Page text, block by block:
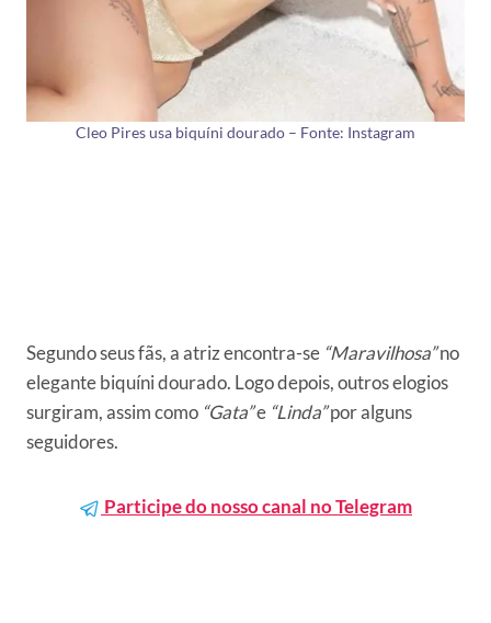
Cleo Pires usa biquíni dourado – Fonte: Instagram
Segundo seus fãs, a atriz encontra-se “Maravilhosa”no
elegante biquíni dourado. Logo depois, outros elogios
surgiram, assim como “Gata”e “Linda”por alguns
seguidores.
Participe do nosso canal no Telegram